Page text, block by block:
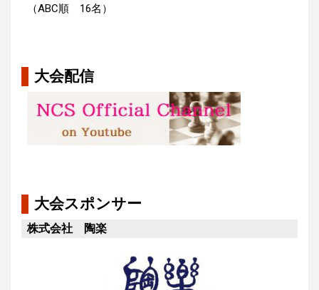
（ABC順 16名）
大会配信
大会スポンサー
株式会社 陶楽